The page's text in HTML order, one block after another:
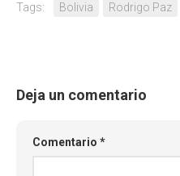
Tags: Bolivia Rodrigo Paz
Deja un comentario
Comentario *